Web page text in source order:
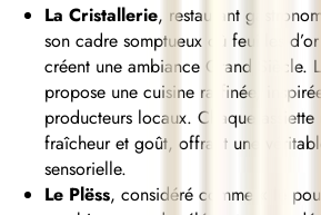
La Cristallerie, restaurant
son cadre somptueux où feuilles
créent une ambiance Grand Siècle.
propose une cuisine raffinée,
producteurs locaux. Chaque
fraîcheur et goût, offrant une
sensorielle.
Le Plëss, considéré comme « le